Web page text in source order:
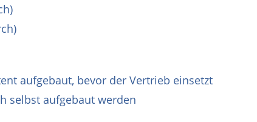
aufgebaut, bevor der Vertrieb einsetzt
selbst aufgebaut werden